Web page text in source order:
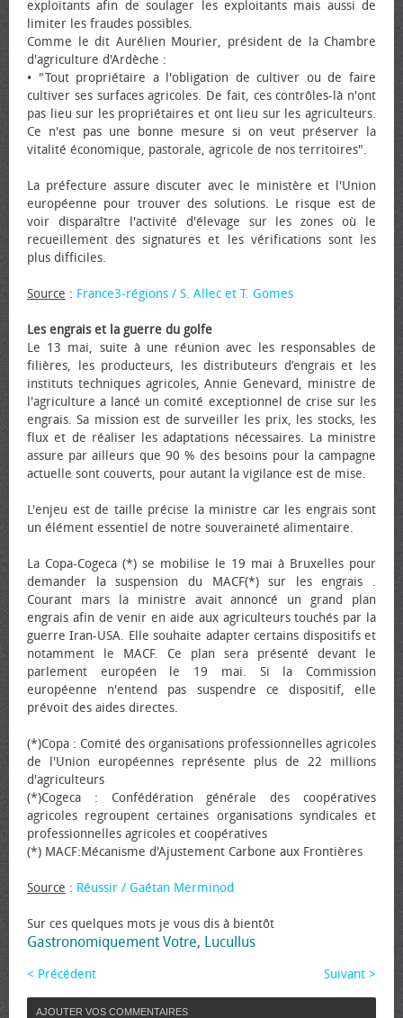
exploitants afin de soulager les exploitants mais aussi de
limiter les fraudes possibles.
Comme le dit Aurélien Mourier, président de la Chambre
d'agriculture d'Ardèche :
• "Tout propriétaire a l'obligation de cultiver ou de faire
cultiver ses surfaces agricoles. De fait, ces contrôles-là n'ont
pas lieu sur les propriétaires et ont lieu sur les agriculteurs.
Ce n'est pas une bonne mesure si on veut préserver la
vitalité économique, pastorale, agricole de nos territoires".
La préfecture assure discuter avec le ministère et l'Union
européenne pour trouver des solutions. Le risque est de
voir disparaître l'activité d'élevage sur les zones où le
recueillement des signatures et les vérifications sont les
plus difficiles.
Source : France3-régions / S. Allec et T. Gomes
Les engrais et la guerre du golfe
Le 13 mai, suite à une réunion avec les responsables de
filières, les producteurs, les distributeurs d’engrais et les
instituts techniques agricoles, Annie Genevard, ministre de
l'agriculture a lancé un comité exceptionnel de crise sur les
engrais. Sa mission est de surveiller les prix, les stocks, les
flux et de réaliser les adaptations nécessaires. La ministre
assure par ailleurs que 90 % des besoins pour la campagne
actuelle sont couverts, pour autant la vigilance est de mise.
L'enjeu est de taille précise la ministre car les engrais sont
un élément essentiel de notre souveraineté alimentaire.
La Copa-Cogeca (*) se mobilise le 19 mai à Bruxelles pour
demander la suspension du MACF(*) sur les engrais .
Courant mars la ministre avait annoncé un grand plan
engrais afin de venir en aide aux agriculteurs touchés par la
guerre Iran-USA. Elle souhaite adapter certains dispositifs et
notamment le MACF. Ce plan sera présenté devant le
parlement européen le 19 mai. Si la Commission
européenne n'entend pas suspendre ce dispositif, elle
prévoit des aides directes.
(*)Copa : Comité des organisations professionnelles agricoles
de l'Union européennes représente plus de 22 millions
d'agriculteurs
(*)Cogeca : Confédération générale des coopératives
agricoles regroupent certaines organisations syndicales et
professionnelles agricoles et coopératives
(*) MACF:Mécanisme d'Ajustement Carbone aux Frontières
Source : Réussir / Gaétan Merminod
Sur ces quelques mots je vous dis à bientôt
Gastronomiquement Votre, Lucullus
< Précédent Suivant >
AJOUTER VOS COMMENTAIRES